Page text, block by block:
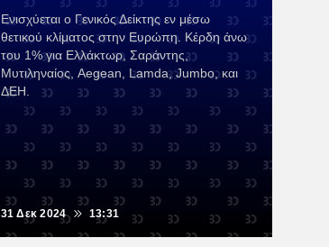
Ενισχύεται ο Γενικός Δείκτης εν μέσω
θετικού κλίματος στην Ευρώπη. Κέρδη άνω
του 1% για Ελλάκτωρ, Σαράντης,
Μυτιληναίος, Aegean, Lamda, Jumbo, και
ΔΕΗ.
31 Δεκ 2024 13:31